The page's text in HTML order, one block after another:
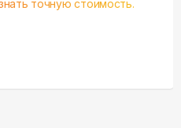
точную стоимость.